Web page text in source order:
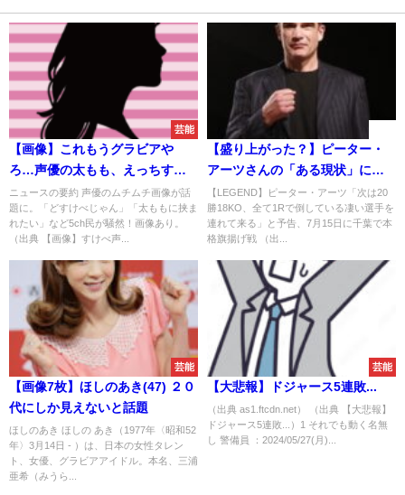
芸能
【画像】これもうグラビアや
ろ…声優の太もも、えっちすぎ
る
ニュースの要約 声優のムチムチ画像が話
題に。「どすけべじゃん」「太ももに挟ま
れたい」など5ch民が騒然！画像あり。
（出典 【画像】すけべ声...
【盛り上がった？】ピーター・
アーツさんの「ある現状」に黄
金期を思い返す人が続出する
【LEGEND】ピーター・アーツ「次は20
勝18KO、全て1Rで倒している凄い選手を
連れて来る」と予告、7月15日に千葉で本
格旗揚げ戦 （出...
芸能
【画像7枚】ほしのあき(47) ２０
代にしか見えないと話題
ほしのあき ほしの あき（1977年〈昭和52
年〉3月14日 - ）は、日本の女性タレン
ト、女優、グラビアアイドル。本名、三浦
亜希（みうら...
芸能
【大悲報】ドジャース5連敗...
（出典 as1.ftcdn.net） （出典 【大悲報】
ドジャース5連敗...）1 それでも動く名無
し 警備員 ：2024/05/27(月)...